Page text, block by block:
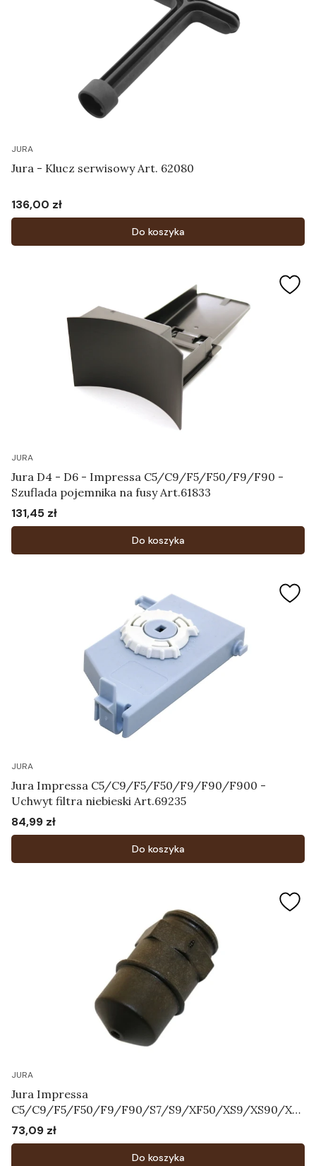
JURA
Jura - Klucz serwisowy Art. 62080
Cena
136,00 zł
Do koszyka
JURA
Jura D4 - D6 - Impressa C5/C9/F5/F50/F9/F90 -
Szuflada pojemnika na fusy Art.61833
Cena
131,45 zł
Do koszyka
JURA
Jura Impressa C5/C9/F5/F50/F9/F90/F900 -
Uchwyt filtra niebieski Art.69235
Cena
84,99 zł
Do koszyka
JURA
Jura Impressa
C5/C9/F5/F50/F9/F90/S7/S9/XF50/XS9/XS90/XS
95 - Dysza Pary Art.63354
Cena
73,09 zł
Do koszyka